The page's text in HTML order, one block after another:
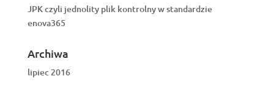
JPK czyli jednolity plik kontrolny w standardzie
enova365
Archiwa
lipiec 2016